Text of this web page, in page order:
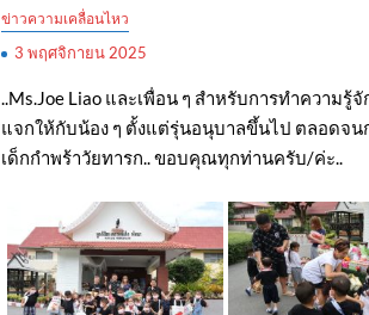
ข่าวความเคลื่อนไหว
3 พฤศจิกายน 2025
..Ms.Joe Liao และเพื่อน ๆ สำหรับการทำความรู้
แจกให้กับน้อง ๆ ตั้งแต่รุ่นอนุบาลขึ้นไป ตลอดจ
เด็กกำพร้าวัยทารก.. ขอบคุณทุกท่านครับ/ค่ะ..